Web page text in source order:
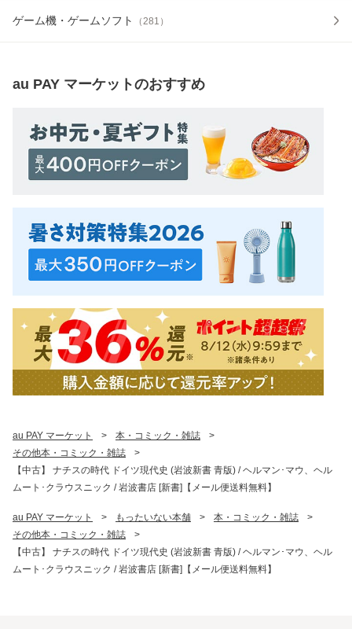
ゲーム機・ゲームソフト （281 ）
au PAY マーケットのおすすめ
au PAY マーケット > 本・コミック・雑誌
>
その他本・コミック・雑誌
>
【中古】 ナチスの時代 ドイツ現代史 (岩波新書 青版) / ヘルマン･マウ、ヘル
ムート･クラウスニック / 岩波書店 [新書]【メール便送料無料】
au PAY マーケット > もったいない本舗 > 本・コミック・雑誌
>
その他本・コミック・雑誌
>
【中古】 ナチスの時代 ドイツ現代史 (岩波新書 青版) / ヘルマン･マウ、ヘル
ムート･クラウスニック / 岩波書店 [新書]【メール便送料無料】